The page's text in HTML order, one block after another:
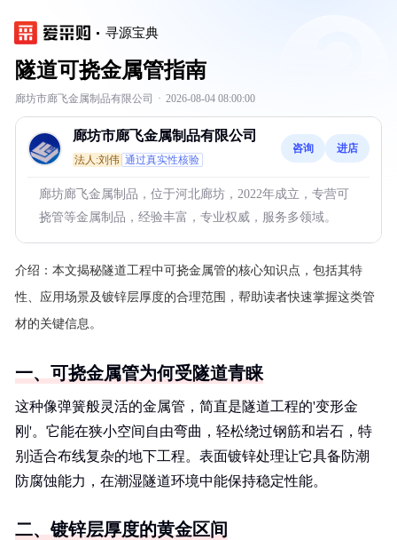
寻源宝典
隧道可挠金属管指南
廊坊市廊飞金属制品有限公司 · 2026-08-04 08:00:00
廊坊市廊飞金属制品有限公司
法人:刘伟 通过真实性核验
咨询 进店
廊坊廊飞金属制品，位于河北廊坊，2022年成立，专营可
挠管等金属制品，经验丰富，专业权威，服务多领域。
介绍： 本文揭秘隧道工程中可挠金属管的核心知识点，包括其特
性、应用场景及镀锌层厚度的合理范围，帮助读者快速掌握这类管
材的关键信息。
一、可挠金属管为何受隧道青睐
这种像弹簧般灵活的金属管，简直是隧道工程的'变形金
刚'。它能在狭小空间自由弯曲，轻松绕过钢筋和岩石，特
别适合布线复杂的地下工程。表面镀锌处理让它具备防潮
防腐蚀能力，在潮湿隧道环境中能保持稳定性能。
二、镀锌层厚度的黄金区间